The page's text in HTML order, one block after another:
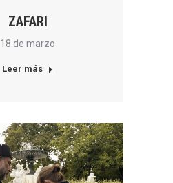
ZAFARI
18 de marzo
Leer más